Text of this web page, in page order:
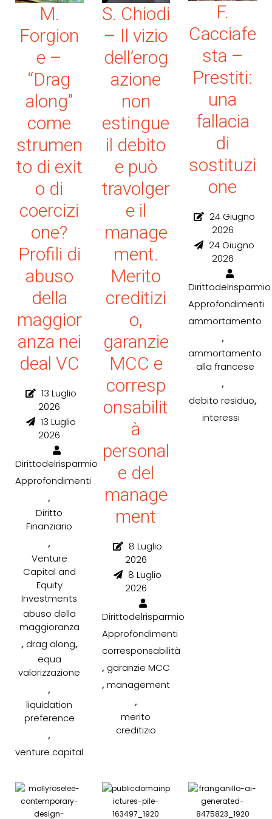
M.
Forgion
e –
“Drag
along”
come
strumen
to di exit
o di
coercizi
one?
Profili di
abuso
della
maggior
anza nei
deal VC
13 Luglio
2026
13 Luglio
2026
Dirittodelrisparmio
Approfondimenti
,
Diritto
Finanziario
,
Venture
Capital and
Equity
Investments
abuso della
maggioranza
, drag along,
equa
valorizzazione
,
liquidation
preference
,
venture capital
S. Chiodi
– Il vizio
dell’erog
azione
non
estingue
il debito
e può
travolger
e il
manage
ment.
Merito
creditizi
o,
garanzie
MCC e
corresp
onsabilit
à
personal
e del
manage
ment
8 Luglio
2026
8 Luglio
2026
Dirittodelrisparmio
Approfondimenti
corresponsabilità
, garanzie MCC
,management
,
merito
creditizio
F.
Cacciafe
sta –
Prestiti:
una
fallacia
di
sostituzi
one
24 Giugno
2026
24 Giugno
2026
Dirittodelrisparmio
Approfondimenti
ammortamento
,
ammortamento
alla francese
,
debito residuo,
interessi